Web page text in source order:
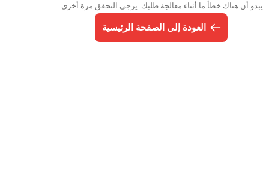
يبدو أن هناك خطأ ما أثناء معالجة طلبك. يرجى التحقق مرة أخرى.
العودة إلى الصفحة الرئيسية